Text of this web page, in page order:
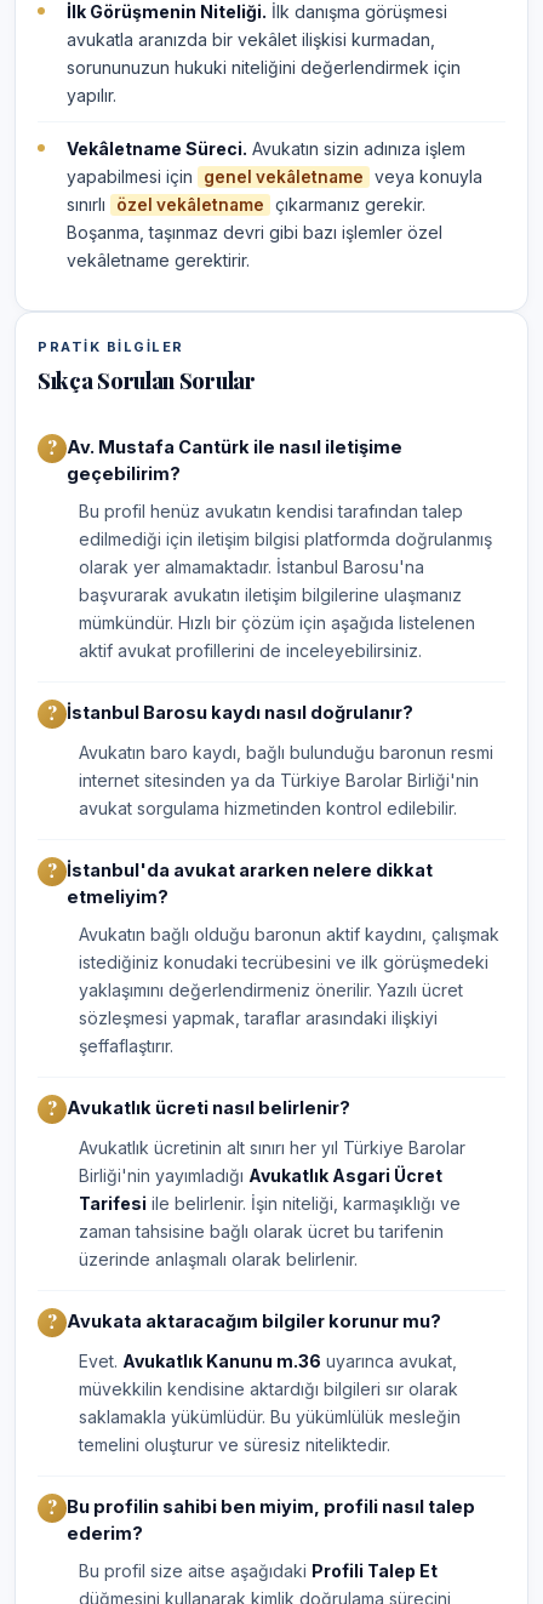
İlk Görüşmenin Niteliği. İlk danışma görüşmesi
avukatla aranızda bir vekâlet ilişkisi kurmadan,
sorununuzun hukuki niteliğini değerlendirmek için
yapılır.
Vekâletname Süreci. Avukatın sizin adınıza işlem
yapabilmesi için
genel vekâletname
veya konuyla
sınırlı
özel vekâletname
çıkarmanız gerekir.
Boşanma, taşınmaz devri gibi bazı işlemler özel
vekâletname gerektirir.
PRATIK BILGILER
Sıkça Sorulan Sorular
Av. Mustafa Cantürk ile nasıl iletişime
geçebilirim?
Bu profil henüz avukatın kendisi tarafından talep
edilmediği için iletişim bilgisi platformda doğrulanmış
olarak yer almamaktadır. İstanbul Barosu'na
başvurarak avukatın iletişim bilgilerine ulaşmanız
mümkündür. Hızlı bir çözüm için aşağıda listelenen
aktif avukat profillerini de inceleyebilirsiniz.
İstanbul Barosu kaydı nasıl doğrulanır?
Avukatın baro kaydı, bağlı bulunduğu baronun resmi
internet sitesinden ya da Türkiye Barolar Birliği'nin
avukat sorgulama hizmetinden kontrol edilebilir.
İstanbul'da avukat ararken nelere dikkat
etmeliyim?
Avukatın bağlı olduğu baronun aktif kaydını, çalışmak
istediğiniz konudaki tecrübesini ve ilk görüşmedeki
yaklaşımını değerlendirmeniz önerilir. Yazılı ücret
sözleşmesi yapmak, taraflar arasındaki ilişkiyi
şeffaflaştırır.
Avukatlık ücreti nasıl belirlenir?
Avukatlık ücretinin alt sınırı her yıl Türkiye Barolar
Birliği'nin yayımladığı Avukatlık Asgari Ücret
Tarifesi ile belirlenir. İşin niteliği, karmaşıklığı ve
zaman tahsisine bağlı olarak ücret bu tarifenin
üzerinde anlaşmalı olarak belirlenir.
Avukata aktaracağım bilgiler korunur mu?
Evet. Avukatlık Kanunu m.36 uyarınca avukat,
müvekkilin kendisine aktardığı bilgileri sır olarak
saklamakla yükümlüdür. Bu yükümlülük mesleğin
temelini oluşturur ve süresiz niteliktedir.
Bu profilin sahibi ben miyim, profili nasıl talep
ederim?
Bu profil size aitse aşağıdaki Profili Talep Et
düğmesini kullanarak kimlik doğrulama sürecini